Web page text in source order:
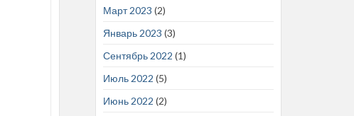
Март 2023 (2)
Январь 2023 (3)
Сентябрь 2022 (1)
Июль 2022 (5)
Июнь 2022 (2)